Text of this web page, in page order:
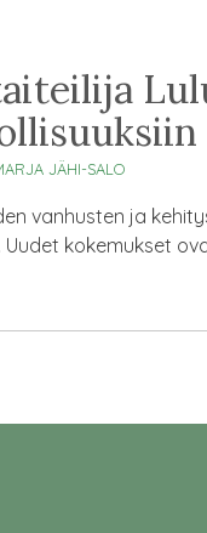
JÄHI-SALO
vanhusten ja
Uudet kokemukset